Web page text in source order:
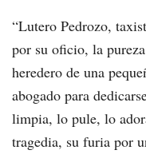
“Lutero Pedrozo,
por su oficio, la
heredero de una
abogado para
limpia, lo pule, lo
tragedia, su furia por